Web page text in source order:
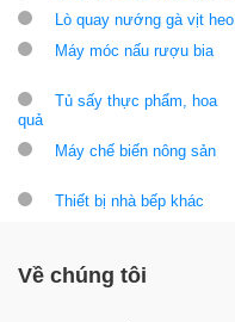
Lò quay nướng gà vịt heo
Máy móc nấu rượu bia
Tủ sấy thực phẩm, hoa
quả
Máy chế biến nông sản
Thiết bị nhà bếp khác
Về chúng tôi